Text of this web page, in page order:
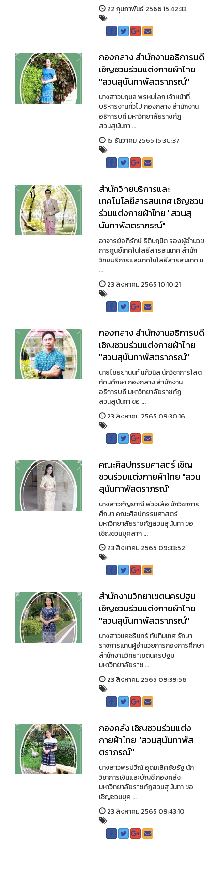
22 กุมภาพันธ์ 2566 15:42:33
กองกลาง สำนักงานอธิการบดี
เชิญชวนร่วมแต่งกายผ้าไทย
"สวนสุนันทาพัสตราภรณ์"
นางสาวนฤมล พรหมโลก เจ้าหน้าที่
บริหารงานทั่วไป กองกลาง สำนักงาน
อธิการบดี มหาวิทยาลัยราชภัฏ
สวนสุนันทา ...
15 ธันวาคม 2565 15:30:37
สำนักวิทยบริการและ
เทคโนโลยีสารสนเทศ เชิญชวน
ร่วมแต่งกายผ้าไทย "สวนสุ
นันทาพัสตราภรณ์"
อาจารย์อภิรักษ์ ธิตินฤมิต รองผู้อำนวย
การศูนย์เทคโนโลยีสารสนเทศ สำนัก
วิทยบริการและเทคโนโลยีสารสนเทศ ม
...
23 สิงหาคม 2565 10:10:21
กองกลาง สำนักงานอธิการบดี
เชิญชวนร่วมแต่งกายผ้าไทย
"สวนสุนันทาพัสตราภรณ์"
นายไชยยานนท์ แก้วนิล นักวิชาการโสต
ทัศนศึกษา กองกลาง สำนักงาน
อธิการบดี มหาวิทยาลัยราชภัฏ
สวนสุนันทา ขอ ...
23 สิงหาคม 2565 09:30:16
คณะศิลปกรรมศาสตร์ เชิญ
ชวนร่วมแต่งกายผ้าไทย "สวน
สุนันทาพัสตราภรณ์"
นางสาวกัญยาณี พ่วงเสือ นักวิชาการ
ศึกษา คณะศิลปกรรมศาสตร์
มหาวิทยาลัยราชภัฏสวนสุนันทา ขอ
เชิญชวนบุคลาก ...
23 สิงหาคม 2565 09:33:52
สำนักงานวิทยาเขตนครปฐม
เชิญชวนร่วมแต่งกายผ้าไทย
"สวนสุนันทาพัสตราภรณ์"
นางสาวแคชรินทร์ ทับทิมเทศ รักษา
ราชการแทนผู้อำนวยการกองการศึกษา
สำนักงานวิทยาเขตนครปฐม
มหาวิทยาลัยราช ...
23 สิงหาคม 2565 09:39:56
กองคลัง เชิญชวนร่วมแต่ง
กายผ้าไทย "สวนสุนันทาพัส
ตราภรณ์"
นางสาวพรปวีณ์ อุดมเลิศชัยรัฐ นัก
วิชาการเงินและบัญชี กองคลัง
มหาวิทยาลัยราชภัฏสวนสุนันทา ขอ
เชิญชวนบุค ...
23 สิงหาคม 2565 09:43:10